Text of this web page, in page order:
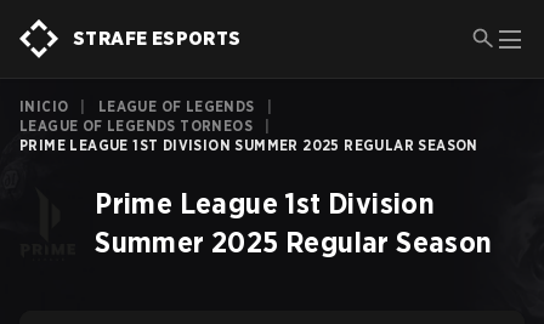
STRAFE ESPORTS
INICIO LEAGUE OF LEGENDS
LEAGUE OF LEGENDS TORNEOS
PRIME LEAGUE 1ST DIVISION SUMMER 2025 REGULAR SEASON
Prime League 1st Division
Summer 2025 Regular Season